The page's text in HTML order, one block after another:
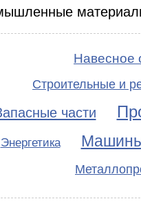
Навесное
Строительные и
части
Энергетика